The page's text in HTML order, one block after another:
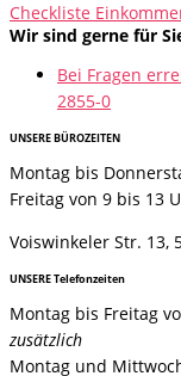
Checkliste
Wir sind gerne für
Bei Fragen
2855-0
UNSERE BÜROZEITEN
Montag bis
Freitag von 9 bis 13
Voiswinkeler Str. 13,
UNSERE Telefonzeiten
Montag bis Freitag
zusätzlich
Montag und